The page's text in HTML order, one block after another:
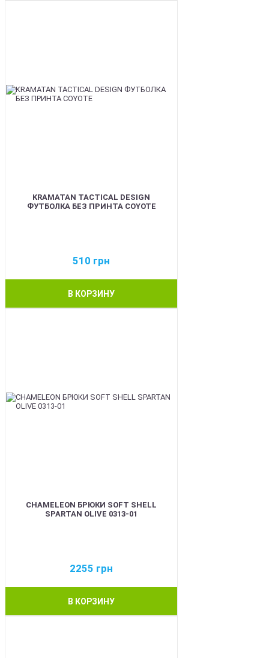
KRAMATAN TACTICAL DESIGN
ФУТБОЛКА БЕЗ ПРИНТА COYOTE
510 грн
В КОРЗИНУ
CHAMELEON БРЮКИ SOFT SHELL
SPARTAN OLIVE 0313-01
2255 грн
В КОРЗИНУ